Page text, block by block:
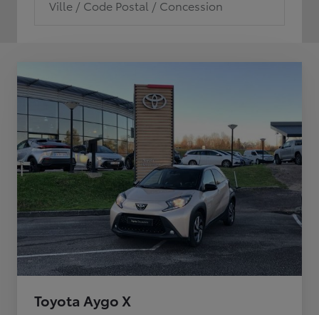
Ville / Code Postal / Concession
Toyota Aygo X